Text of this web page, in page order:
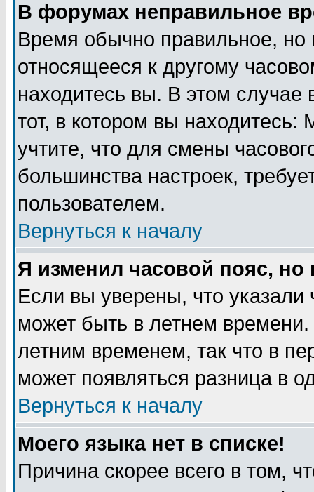
В форумах неправильное
Время обычно правильное,
относящееся к другому
находитесь вы. В этом
тот, в котором вы
учтите, что для смены
большинства настроек,
пользователем.
Вернуться к началу
Я изменил часовой пояс,
Если вы уверены, что указали
может быть в летнем
летним временем, так что в
может появляться разница в
Вернуться к началу
Моего языка нет в списке!
Причина скорее всего в том,